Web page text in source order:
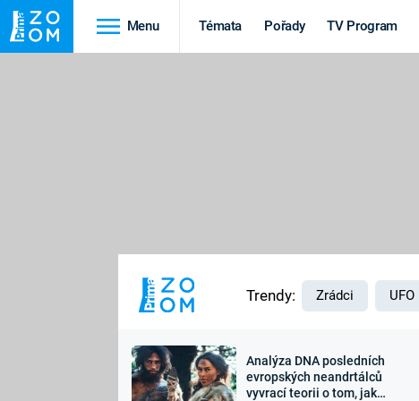
Menu Témata Pořady TV Program
Výročí
Trendy: Zrádci UFO
Analýza DNA posledních
evropských neandrtálců
vyvrací teorii o tom, jak